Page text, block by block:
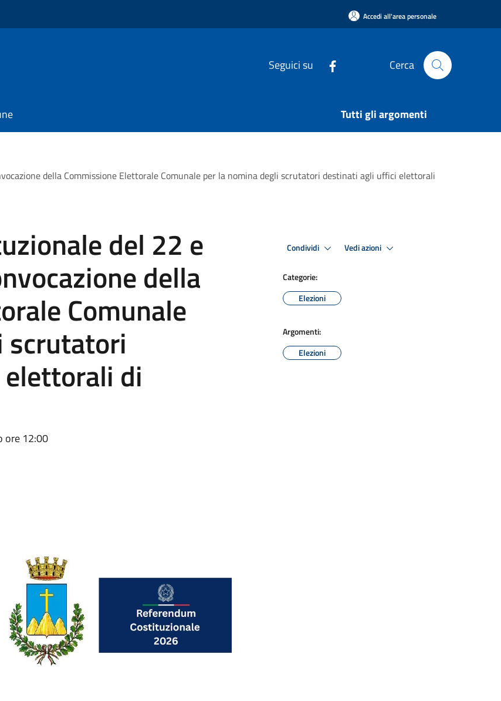
Accedi all'area personale
Seguici su Cerca
Tutti gli argomenti
della Commissione Elettorale Comunale per la nomina degli scrutatori destinati agli uffici elettorali
del 22 e
della
Comunale
scrutatori
di
ore 12:00
Condividi Vedi azioni
Categorie:
Elezioni
Argomenti:
Elezioni